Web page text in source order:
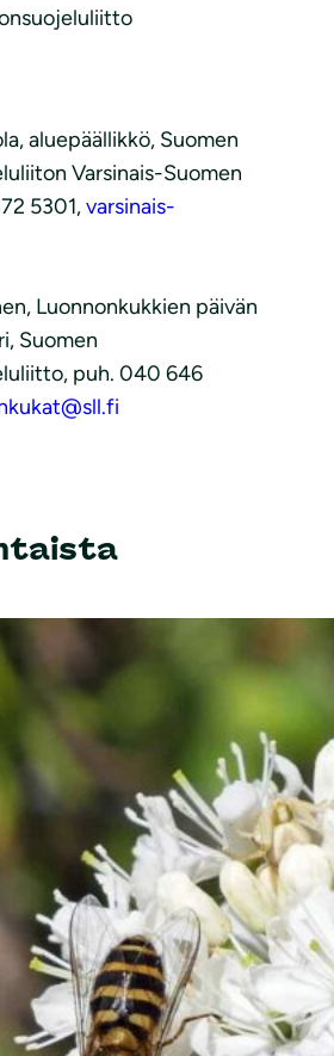
aluepäällikkö, Suomen
Varsinais-Suomen
5301,varsinais-
Luonnonkukkien päivän
Suomen
puh. 040 646